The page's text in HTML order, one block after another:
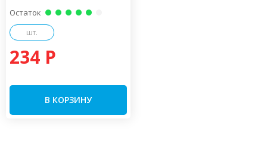
Остаток
шт.
234 P
В КОРЗИНУ